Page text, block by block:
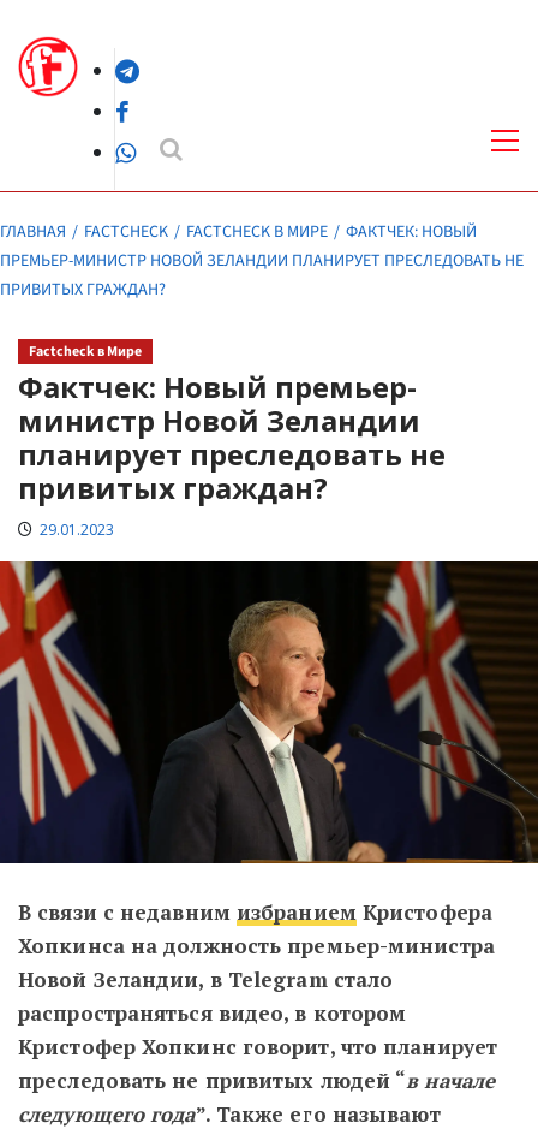
содержимомуTelegram
Facebook
WhatsApp
ГЛАВНАЯ FACTCHECK FACTCHECK В МИРЕ
ФАКТЧЕК: НОВЫЙ
ПРЕМЬЕР-МИНИСТР НОВОЙ ЗЕЛАНДИИ ПЛАНИРУЕТ ПРЕСЛЕДОВАТЬ НЕ
ПРИВИТЫХ ГРАЖДАН?
Factcheck в Мире
Фактчек: Новый премьер-
министр Новой Зеландии
планирует преследовать не
привитых граждан?
29.01.2023
В связи с недавним избраниемКристофера
Хопкинса на должность премьер-министра
Новой Зеландии, в Telegram стало
распространяться видео, в котором
Кристофер Хопкинс говорит, что планирует
преследовать не привитых людей “в начале
следующего года”. Также его называют